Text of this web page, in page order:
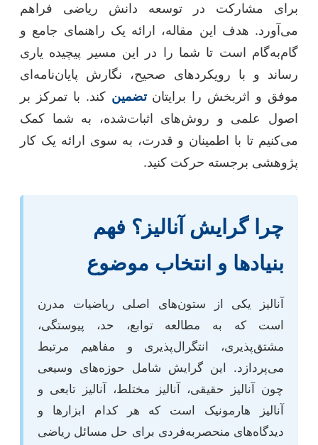
برای مشارکت در توسعه دانش ریاضی فراهم
می‌آورد. هدف این مقاله، ارائه یک راهنمای جامع و
گام‌به‌گام است تا شما را در این مسیر پیچیده یاری
رساند و با رویکردهای صحیح، نگارش پایان‌نامه‌ای
موفق و اثربخش را برایتانتضمین کند. با تمرکز بر
اصول علمی و روش‌های اثبات‌شده، به شما کمک
می‌کنیم تا با اطمینان و قدرت، به سوی ارائه یک کار
پژوهشی برجسته حرکت کنید.
چرا گرایش آنالیز؟ فهم
بنیادها و انتخاب موضوع
آنالیز یکی از ستون‌های اصلی ریاضیات مدرن
است که به مطالعه توابع، حد، پیوستگی،
مشتق‌پذیری، انتگرال‌پذیری و مفاهیم مرتبط
می‌پردازد. این گرایش شامل حوزه‌های وسیعی
چون آنالیز حقیقی، آنالیز مختلط، آنالیز تابعی و
آنالیز هارمونیک است که هر کدام ابزارها و
دیدگاه‌های منحصربه‌فردی برای حل مسائل ریاضی